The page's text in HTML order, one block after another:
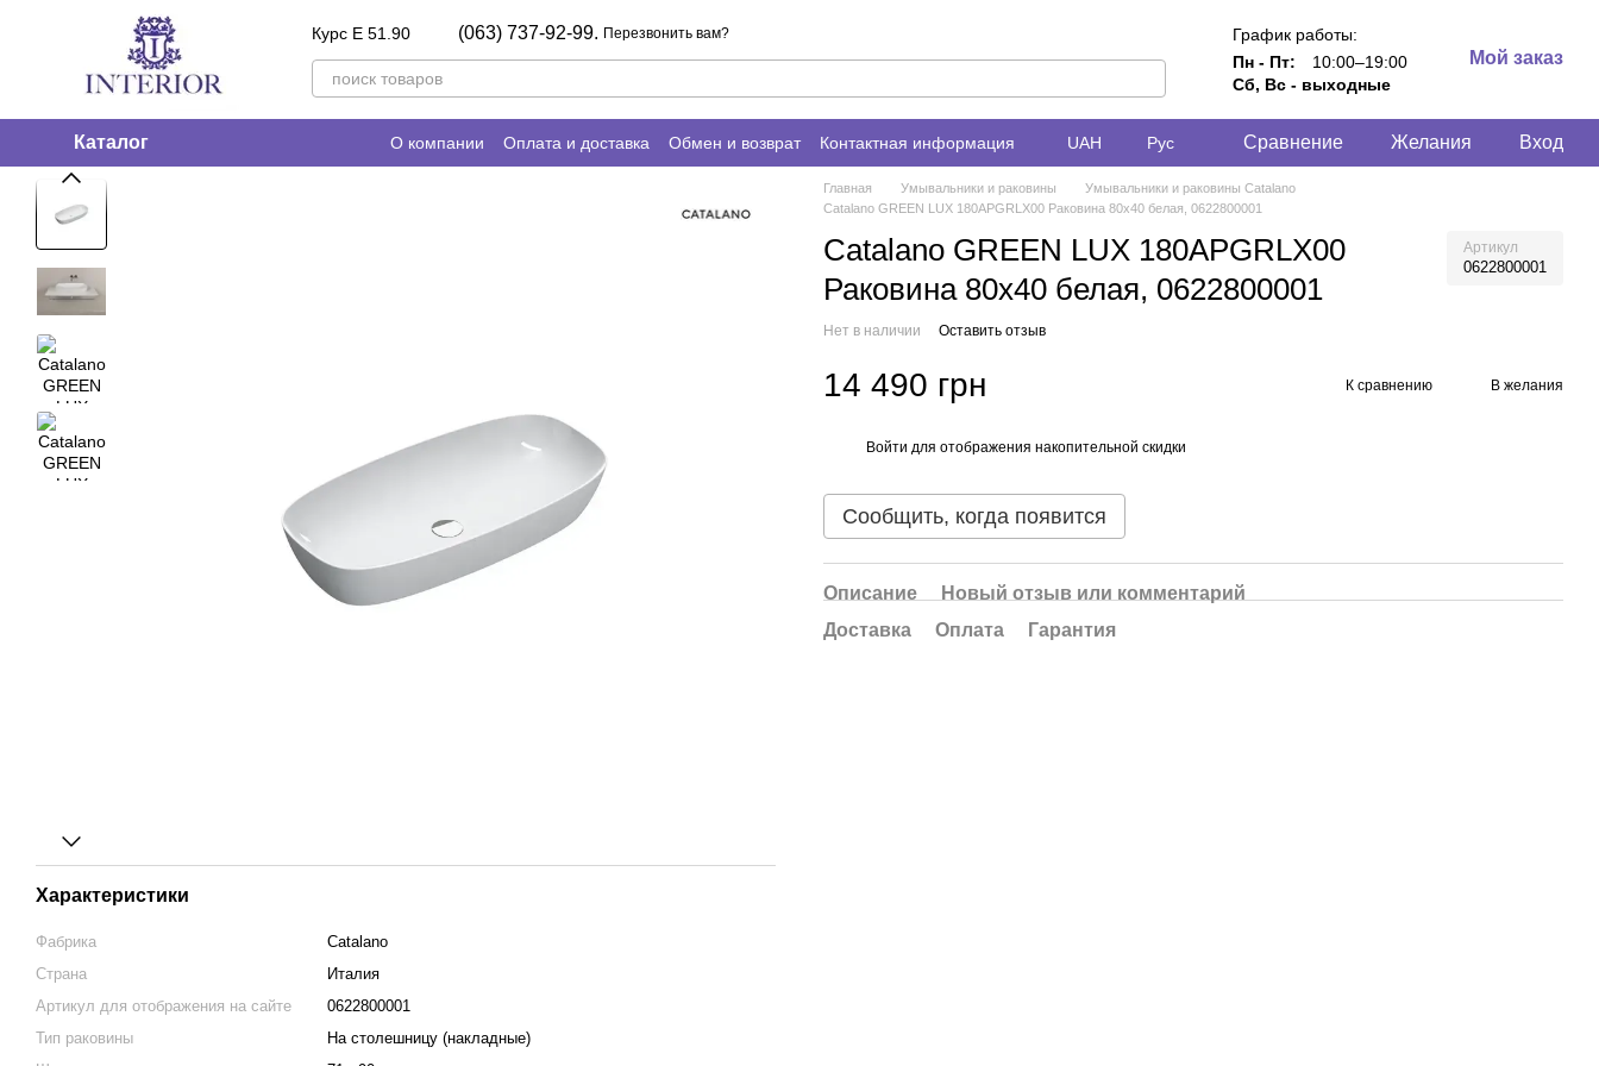
Перейти к основному контенту
Курс E 51.90
(063) 737-92-99. Перезвонить вам?
График работы:
Пн - Пт:
10:00–19:00
Сб, Вс - выходные
Мой заказ
Каталог О компании Оплата и доставка Обмен и возврат Контактная информация UAH Рус Сравнение Желания Вход
Характеристики
Фабрика
Catalano
Страна
Италия
Артикул для отображения на сайте
0622800001
Тип раковины
На столешницу (накладные)
Главная Умывальники и раковины
Умывальники и раковины Catalano
Catalano GREEN LUX 180APGRLX00 Раковина 80x40 белая, 0622800001
Catalano GREEN LUX 180APGRLX00
Раковина 80x40 белая, 0622800001
Артикул
0622800001
Нет в наличии Оставить отзыв
14 490 грн К сравнению В желания
Войти для отображения накопительной скидки
Сообщить, когда появится
Описание
Новый отзыв или комментарий
Доставка
Оплата Гарантия